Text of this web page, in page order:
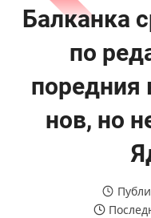
Балканка
по
поредния
нов, но